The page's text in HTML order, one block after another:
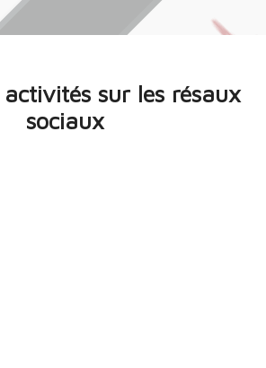
activités sur les résaux
sociaux